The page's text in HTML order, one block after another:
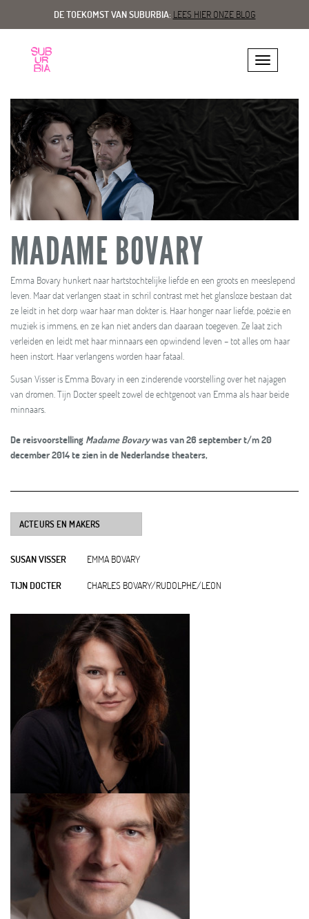
DE TOEKOMST VAN SUBURBIA: LEES HIER ONZE BLOG
Toggle
MADAME BOVARY
Emma Bovary hunkert naar hartstochtelijke liefde en een groots en meeslepend
leven. Maar dat verlangen staat in schril contrast met het glansloze bestaan dat
ze leidt in het dorp waar haar man dokter is. Haar honger naar liefde, poëzie en
muziek is immens, en ze kan niet anders dan daaraan toegeven. Ze laat zich
verleiden en leidt met haar minnaars een opwindend leven – tot alles om haar
heen instort. Haar verlangens worden haar fataal.
Susan Visser is Emma Bovary in een zinderende voorstelling over het najagen
van dromen. Tijn Docter speelt zowel de echtgenoot van Emma als haar beide
minnaars.
De reisvoorstelling Madame Bovarywas van 26 september t/m 20
december 2014 te zien in de Nederlandse theaters,
ACTEURS EN MAKERS
SUSAN VISSER
EMMA BOVARY
TIJN DOCTER
CHARLES BOVARY/RUDOLPHE/LEON